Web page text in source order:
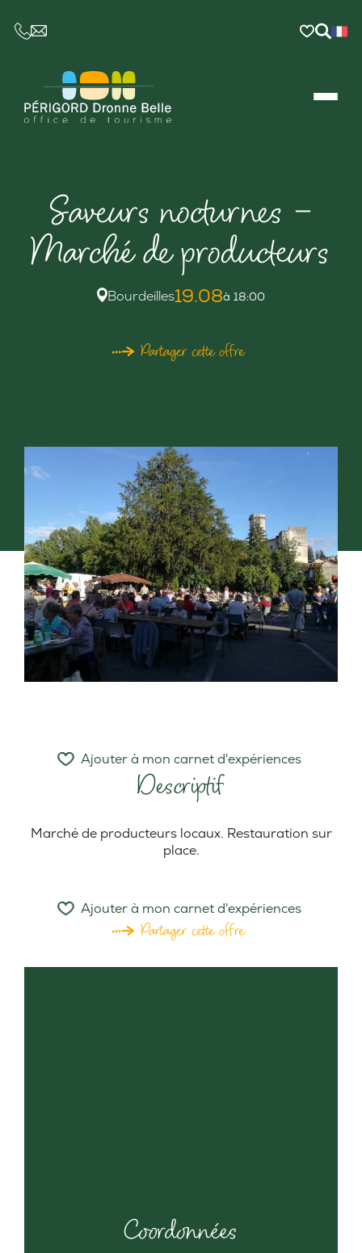
CE LIEN OUVRIRA VOTRE LOGICIEL DE
Saveurs nocturnes –
Marché de producteurs
Bourdeilles19.08à 18:00
Partager cette offre
Descriptif
Ajouter à mon carnet d'expériences
Marché de producteurs locaux. Restauration sur
place.
Ajouter à mon carnet d'expériences
Partager cette offre
Coordonnées